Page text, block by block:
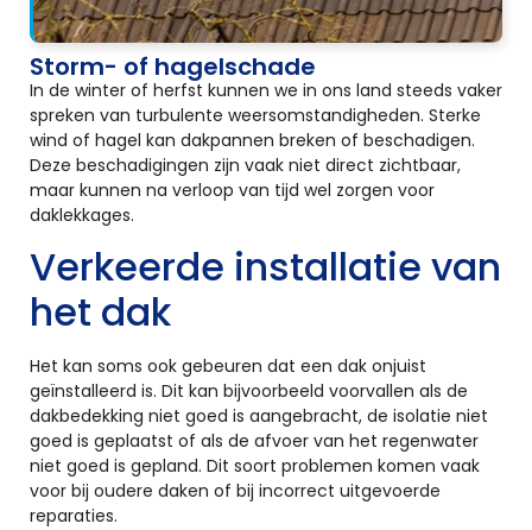
Storm- of hagelschade
In de winter of herfst kunnen we in ons land steeds vaker
spreken van turbulente weersomstandigheden. Sterke
wind of hagel kan dakpannen breken of beschadigen.
Deze beschadigingen zijn vaak niet direct zichtbaar,
maar kunnen na verloop van tijd wel zorgen voor
daklekkages.
Verkeerde installatie van
het dak
Het kan soms ook gebeuren dat een dak onjuist
geïnstalleerd is. Dit kan bijvoorbeeld voorvallen als de
dakbedekking niet goed is aangebracht, de isolatie niet
goed is geplaatst of als de afvoer van het regenwater
niet goed is gepland. Dit soort problemen komen vaak
voor bij oudere daken of bij incorrect uitgevoerde
reparaties.